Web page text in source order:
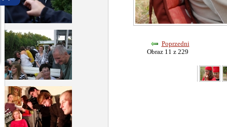
Poprzedni
Obraz 11 z 229